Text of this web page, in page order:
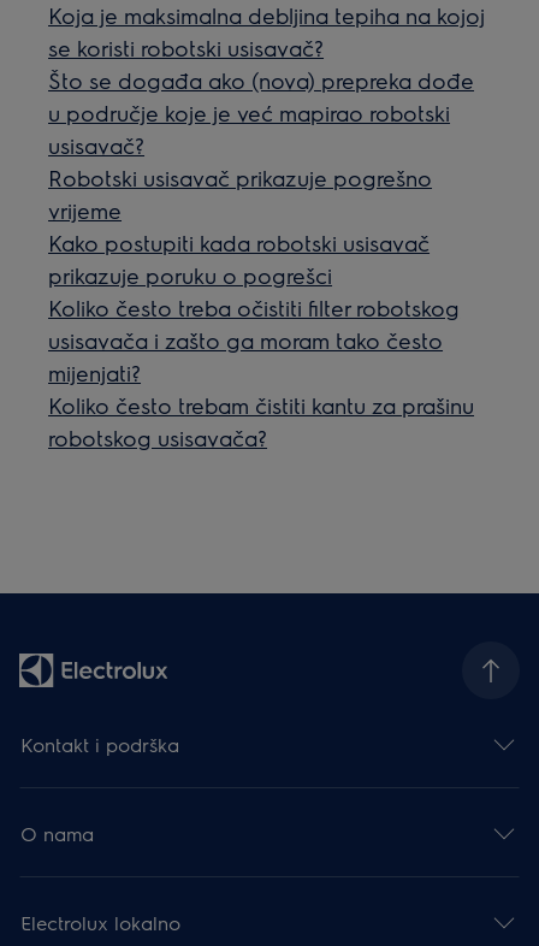
Koja je maksimalna debljina tepiha na kojoj
se koristi robotski usisavač?
Što se događa ako (nova) prepreka dođe
u područje koje je već mapirao robotski
usisavač?
Robotski usisavač prikazuje pogrešno
vrijeme
Kako postupiti kada robotski usisavač
prikazuje poruku o pogrešci
Koliko često treba očistiti filter robotskog
usisavača i zašto ga moram tako često
mijenjati?
Koliko često trebam čistiti kantu za prašinu
robotskog usisavača?
Kontakt i podrška
O nama
Electrolux lokalno